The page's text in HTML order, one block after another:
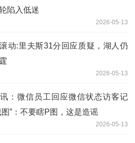
陷入低迷
2026-05-13
动:里夫斯31分回应质疑，湖人仍
2026-05-13
：微信员工回应微信状态访客记
图”：不要瞎P图，这是造谣
2026-05-13